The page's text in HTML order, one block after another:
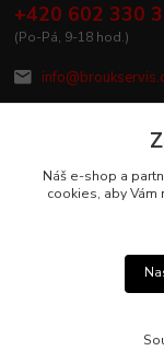
+420 602 330
(Po-Pá, 9-18 hod.)
Náš e-shop a
cookies, aby Vám